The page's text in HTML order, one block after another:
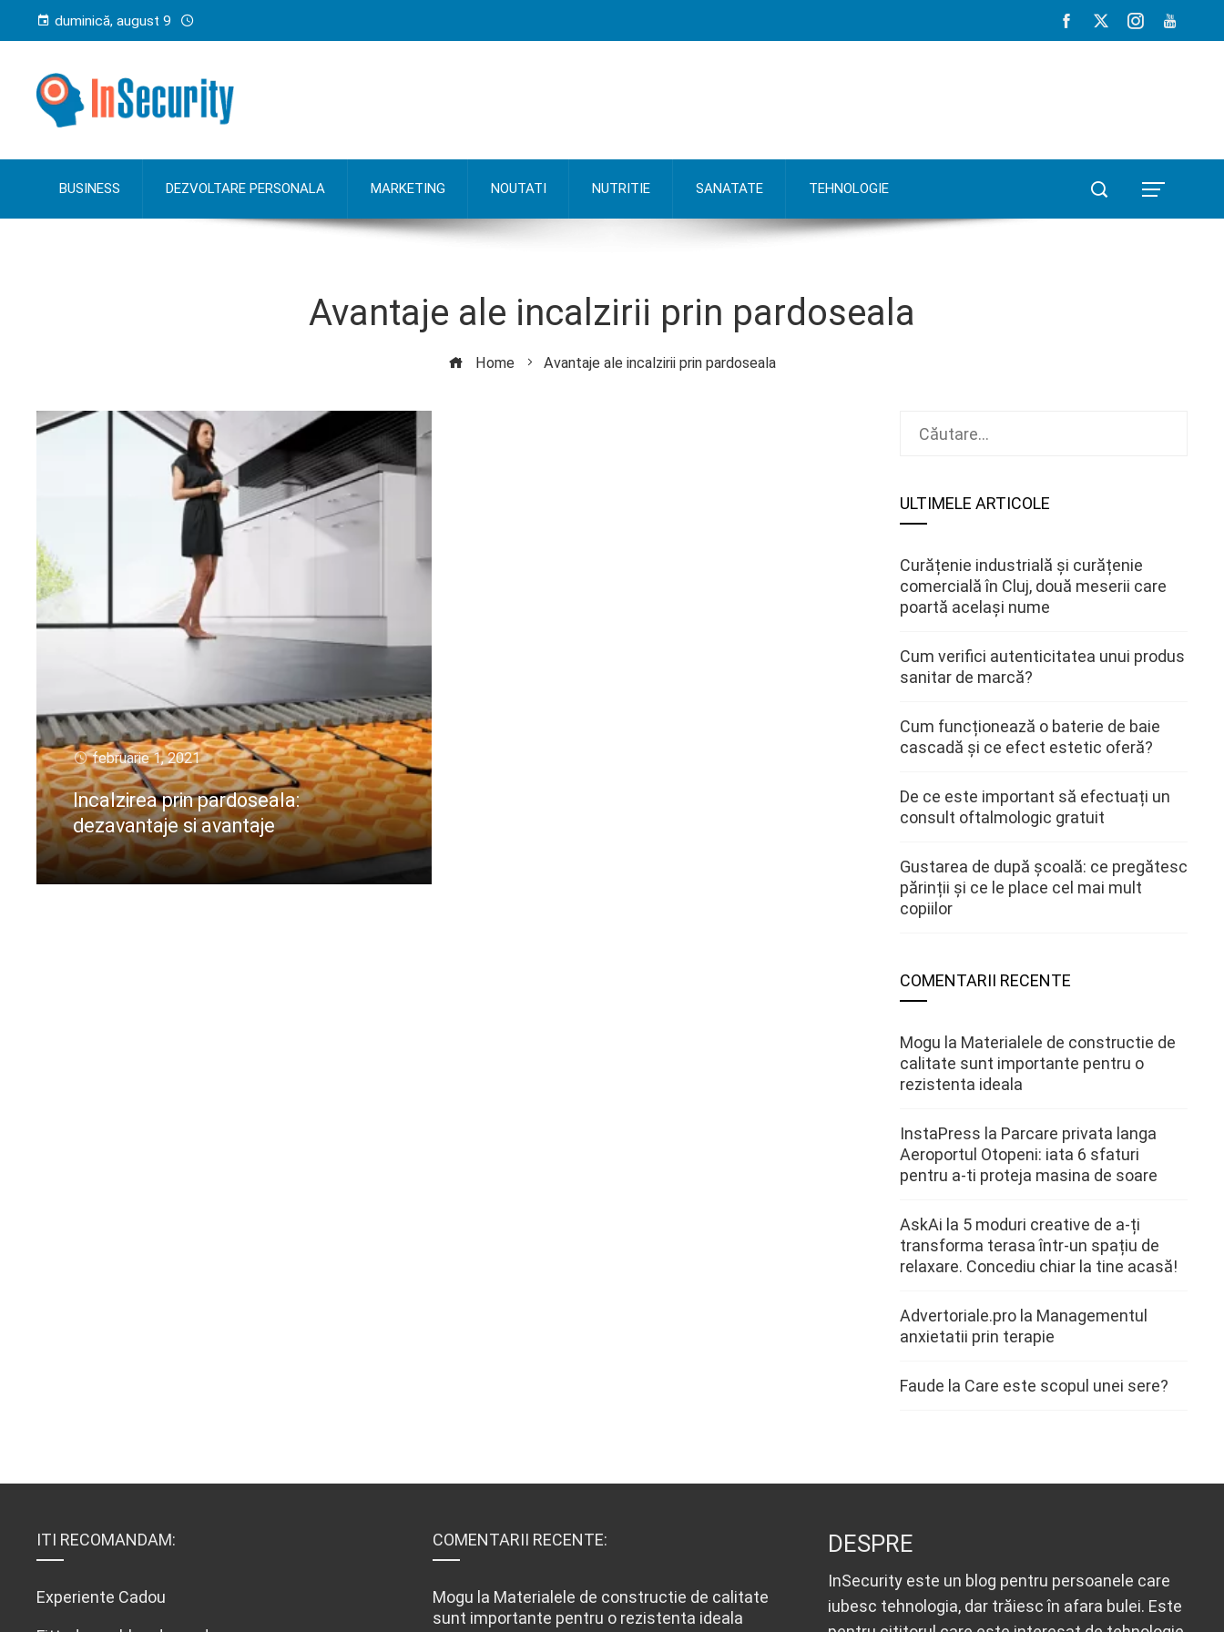
duminică, august 9
BUSINESS DEZVOLTARE PERSONALA MARKETING NOUTATI NUTRITIE SANATATE TEHNOLOGIE
Avantaje ale incalzirii prin pardoseala
Home Avantaje ale incalzirii prin pardoseala
februarie 1, 2021
Incalzirea prin pardoseala:
dezavantaje si avantaje
CIteste mai departe
ULTIMELE ARTICOLE
Curățenie industrială și curățenie
comercială în Cluj, două meserii care
poartă același nume
Cum verifici autenticitatea unui produs
sanitar de marcă?
Cum funcționează o baterie de baie
cascadă și ce efect estetic oferă?
De ce este important să efectuați un
consult oftalmologic gratuit
Gustarea de după școală: ce pregătesc
părinții și ce le place cel mai mult
copiilor
COMENTARII RECENTE
Mogu la Materialele de constructie de
calitate sunt importante pentru o
rezistenta ideala
InstaPress la Parcare privata langa
Aeroportul Otopeni: iata 6 sfaturi
pentru a-ti proteja masina de soare
AskAi la 5 moduri creative de a-ți
transforma terasa într-un spațiu de
relaxare. Concediu chiar la tine acasă!
Advertoriale.pro la Managementul
anxietatii prin terapie
Faude la Care este scopul unei sere?
ITI RECOMANDAM:
Experiente Cadou
COMENTARII RECENTE:
Mogu la Materialele de constructie de calitate
sunt importante pentru o rezistenta ideala
DESPRE
InSecurity este un blog pentru persoanele care
iubesc tehnologia, dar trăiesc în afara bulei. Este